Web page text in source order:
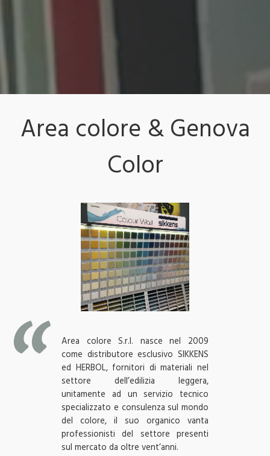
Area colore & Genova
Color
Area colore S.r.l. nasce nel 2009
come distributore esclusivo SIKKENS
ed HERBOL, fornitori di materiali nel
settore dell’edilizia leggera,
unitamente ad un servizio tecnico
specializzato e consulenza sul mondo
del colore, il suo organico vanta
professionisti del settore presenti
sul mercato da oltre vent’anni.